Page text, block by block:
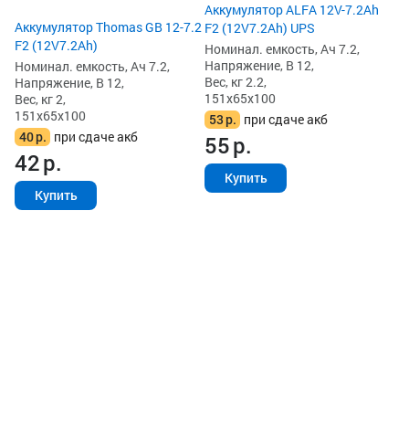
Аккумулятор Thomas GB 12-7.2
F2 (12V7.2Ah)
Номинал. емкость, Ач 7.2,
Напряжение, В 12,
Вес, кг 2,
151x65x100
40р. при сдаче акб
42р.
Купить
Аккумулятор ALFA 12V-7.2Ah
F2 (12V7.2Ah) UPS
Номинал. емкость, Ач 7.2,
Напряжение, В 12,
Вес, кг 2.2,
151x65x100
53р. при сдаче акб
55р.
Купить